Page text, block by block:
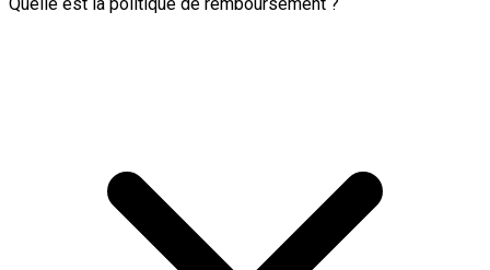
Quelle est la politique de remboursement ?